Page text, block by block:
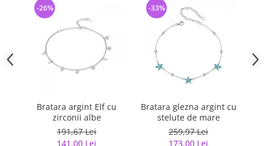
Bratara argint Elf cu
zirconii albe
191,67 Lei
141,00 Lei
-26%
Bratara glezna argint cu
stelute de mare
259,97 Lei
173,00 Lei
-33%